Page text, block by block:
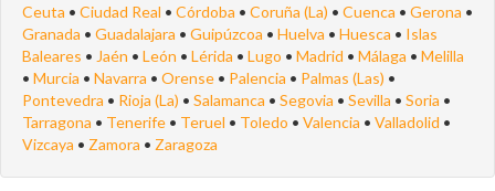
Ceuta • Ciudad Real • Córdoba • Coruña (La) • Cuenca • Gerona •
Granada • Guadalajara • Guipúzcoa • Huelva • Huesca • Islas
Baleares • Jaén • León • Lérida • Lugo • Madrid • Málaga • Melilla
• Murcia • Navarra • Orense • Palencia • Palmas (Las) •
Pontevedra • Rioja (La) • Salamanca • Segovia • Sevilla • Soria •
Tarragona • Tenerife • Teruel • Toledo • Valencia • Valladolid •
Vizcaya • Zamora • Zaragoza